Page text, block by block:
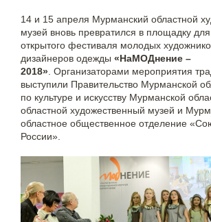
14 и 15 апреля Мурманский областной
музей вновь превратился в площадку
открытого фестиваля молодых
дизайнеров одежды «НаМОДнение –
2018» . Организаторами мероприятия
выступили Правительство Мурманской
по культуре и искусству Мурманской
областной художественный музей и
областное общественное отделение
России».